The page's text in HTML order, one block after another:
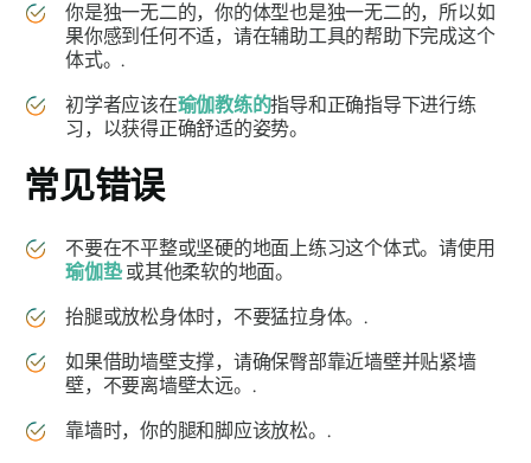
你是独一无二的，你的体型也是独一无二的，所以如
果你感到任何不适，请在辅助工具的帮助下完成这个
体式。.
初学者应该在瑜伽教练的指导和正确指导下进行练
习，以获得正确舒适的姿势。
常见错误
不要在不平整或坚硬的地面上练习这个体式。请使用
瑜伽垫或其他柔软的地面。
抬腿或放松身体时，不要猛拉身体。.
如果借助墙壁支撑，请确保臀部靠近墙壁并贴紧墙
壁，不要离墙壁太远。.
靠墙时，你的腿和脚应该放松。.